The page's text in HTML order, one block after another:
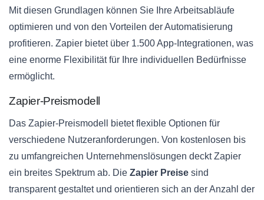
Mit diesen Grundlagen können Sie Ihre Arbeitsabläufe
optimieren und von den Vorteilen der Automatisierung
profitieren. Zapier bietet über 1.500 App-Integrationen, was
eine enorme Flexibilität für Ihre individuellen Bedürfnisse
ermöglicht.
Zapier-Preismodell
Das Zapier-Preismodell bietet flexible Optionen für
verschiedene Nutzeranforderungen. Von kostenlosen bis
zu umfangreichen Unternehmenslösungen deckt Zapier
ein breites Spektrum ab. Die Zapier Preise sind
transparent gestaltet und orientieren sich an der Anzahl der